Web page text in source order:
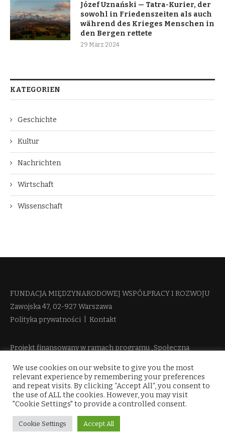
Józef Uznański — Tatra-Kurier, der
sowohl in Friedenszeiten als auch
während des Krieges Menschen in
den Bergen rettete
29 März 2024
KATEGORIEN
Geschichte
Kultur
Nachrichten
Wirtschaft
Wissenschaft
FUNDACJA MIĘDZYNARODOWEJ WSPÓŁPRACY I ROZWOJU​
Zawojska 47, 02-927 Warszawa
Polityka prywatności
Kontakt
Projekt finansowany w ramach programu „Społeczna
więcej informacji
We use cookies on our website to give you the most
relevant experience by remembering your preferences
and repeat visits. By clicking “Accept All”, you consent to
the use of ALL the cookies. However, you may visit
"Cookie Settings" to provide a controlled consent.
Cookie Settings Accept All